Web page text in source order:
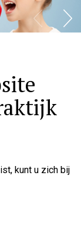
kunt u zich bij